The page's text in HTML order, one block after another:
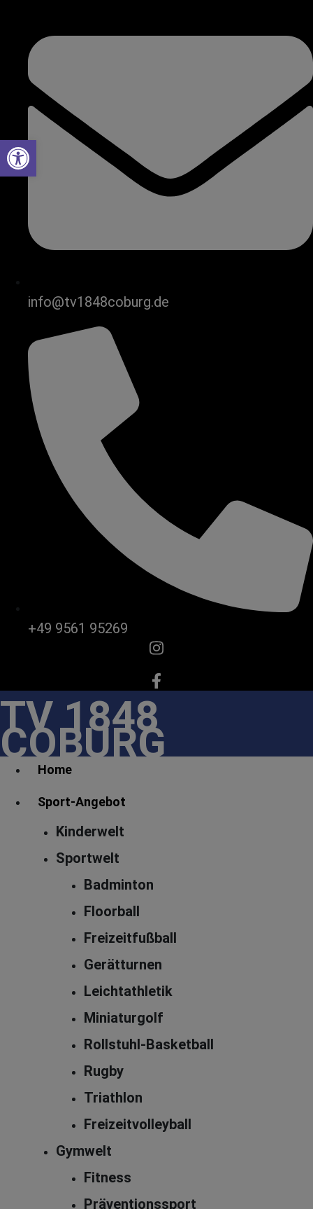
info@tv1848coburg.de
+49 9561 95269
TV 1848
COBURG
Home
Sport-Angebot
Kinderwelt
Sportwelt
Badminton
Floorball
Freizeitfußball
Gerätturnen
Leichtathletik
Miniaturgolf
Rollstuhl-Basketball
Rugby
Triathlon
Freizeitvolleyball
Gymwelt
Fitness
Präventionssport
Werkzeugleiste öffnen